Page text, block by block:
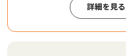
詳細を見る